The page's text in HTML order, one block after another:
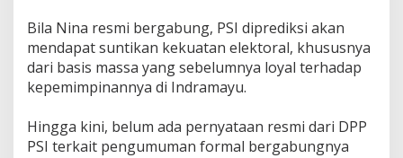
‎Bila Nina resmi bergabung, PSI diprediksi akan
mendapat suntikan kekuatan elektoral, khususnya
dari basis massa yang sebelumnya loyal terhadap
kepemimpinannya di Indramayu.
‎Hingga kini, belum ada pernyataan resmi dari DPP
PSI terkait pengumuman formal bergabungnya